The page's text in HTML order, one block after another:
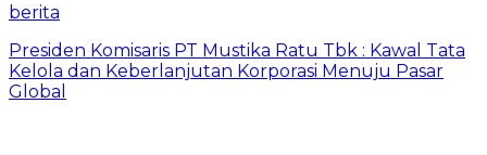
berita
Presiden Komisaris PT Mustika Ratu Tbk : Kawal Tata
Kelola dan Keberlanjutan Korporasi Menuju Pasar
Global